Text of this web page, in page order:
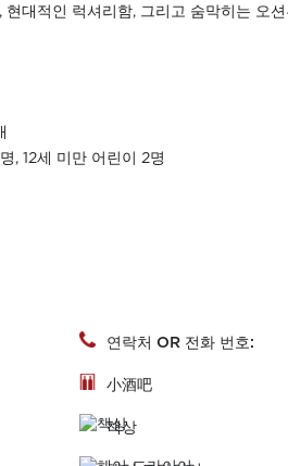
현대적인 럭셔리함, 그리고 숨막히는 오
, 12세 미만 어린이 2명
연락처 OR 전화 번호:
小酒吧
책상